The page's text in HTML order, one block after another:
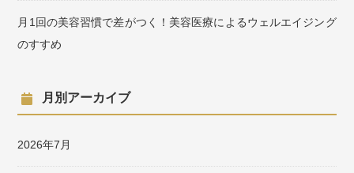
月1回の美容習慣で差がつく！美容医療によるウェルエイジング
のすすめ
月別アーカイブ
2026年7月